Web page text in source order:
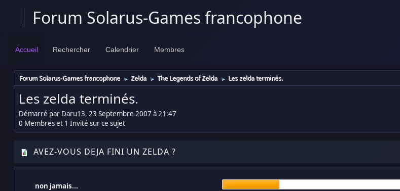
Forum Solarus-Games francophone
Accueil Rechercher Calendrier Membres
Forum Solarus-Games francophone ► Zelda ► The Legends of Zelda ► Les zelda terminés.
Les zelda terminés.
Démarré par Daru13, 23 Septembre 2007 à 21:47
0 Membres et 1 Invité sur ce sujet
AVEZ-VOUS DEJA FINI UN ZELDA ?
non jamais...